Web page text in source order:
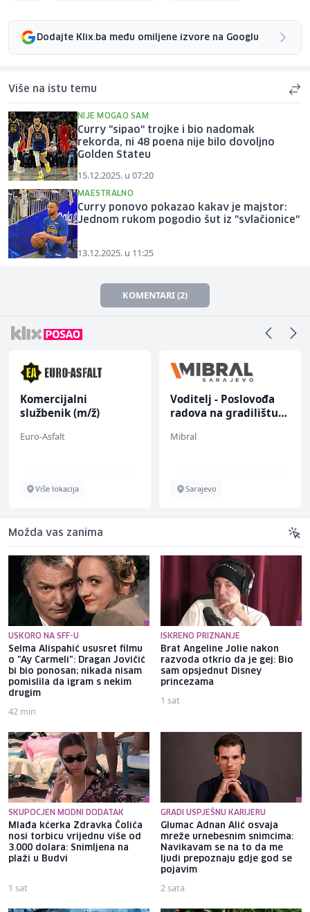
Dodajte Klix.ba među omiljene izvore na Googlu
Više na istu temu
NIJE MOGAO SAM
Curry "sipao" trojke i bio nadomak
rekorda, ni 48 poena nije bilo dovoljno
Golden Stateu
15.12.2025. u 07:20
MAESTRALNO
Curry ponovo pokazao kakav je majstor:
Jednom rukom pogodio šut iz "svlačionice"
13.12.2025. u 11:25
KOMENTARI (2)
Voditelj - Poslovođa
radova na gradilištu
Mibral
Sarajevo
Zavarivač (MIG/MAG)
(m/ž)
Irion Argerr
Vogošća
Možda vas zanima
USKORO NA SFF-U
Selma Alispahić ususret filmu
o "Ay Carmeli": Dragan Jovičić
bi bio ponosan; nikada nisam
pomislila da igram s nekim
drugim
42 min
ISKRENO PRIZNANJE
Brat Angeline Jolie nakon
razvoda otkrio da je gej: Bio
sam opsjednut Disney
princezama
1 sat
SKUPOCJEN MODNI DODATAK
Mlađa kćerka Zdravka Čolića
nosi torbicu vrijednu više od
3.000 dolara: Snimljena na
plaži u Budvi
1 sat
GRADI USPJEŠNU KARIJERU
Glumac Adnan Alić osvaja
mreže urnebesnim snimcima:
Navikavam se na to da me
ljudi prepoznaju gdje god se
pojavim
2 sata